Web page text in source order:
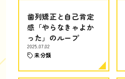
歯列矯正と自己肯定
感「やらなきゃよか
った」のループ
2025.07.02
未分類